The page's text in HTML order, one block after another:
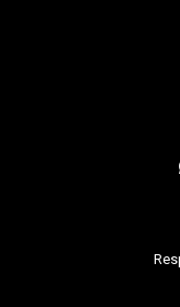
estresse em
minha
olhos